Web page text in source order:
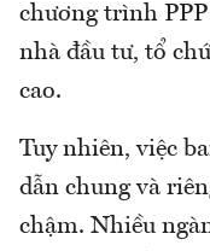
chương trình
nhà đầu tư, tổ
cao.
Tuy nhiên, việc
dẫn chung và
chậm. Nhiều